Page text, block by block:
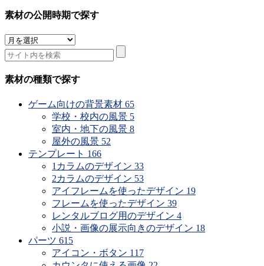
素材の公開時期で探す
素
材
の
公
素材の種類で探す
ゲーム向けの背景素材 65
学校・校内の風景 5
室内・地下の風景 8
屋外の風景 52
テンプレート 166
1カラムのデザイン 33
2カラムのデザイン 53
アイフレームを使ったデザイン 19
フレームを使ったデザイン 39
レンタルブログ用のデザイン 4
小説・画像の展示向きのデザイン 18
パーツ 615
アイコン・ボタン 117